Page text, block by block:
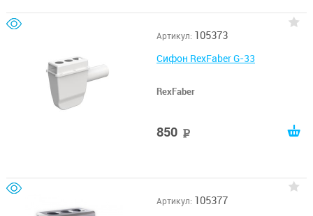
Артикул: 105373
Сифон RexFaber G-33
RexFaber
850
Артикул: 105377